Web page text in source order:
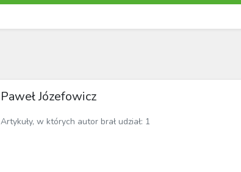
Paweł Józefowicz
Artykuły, w których autor brał udział: 1